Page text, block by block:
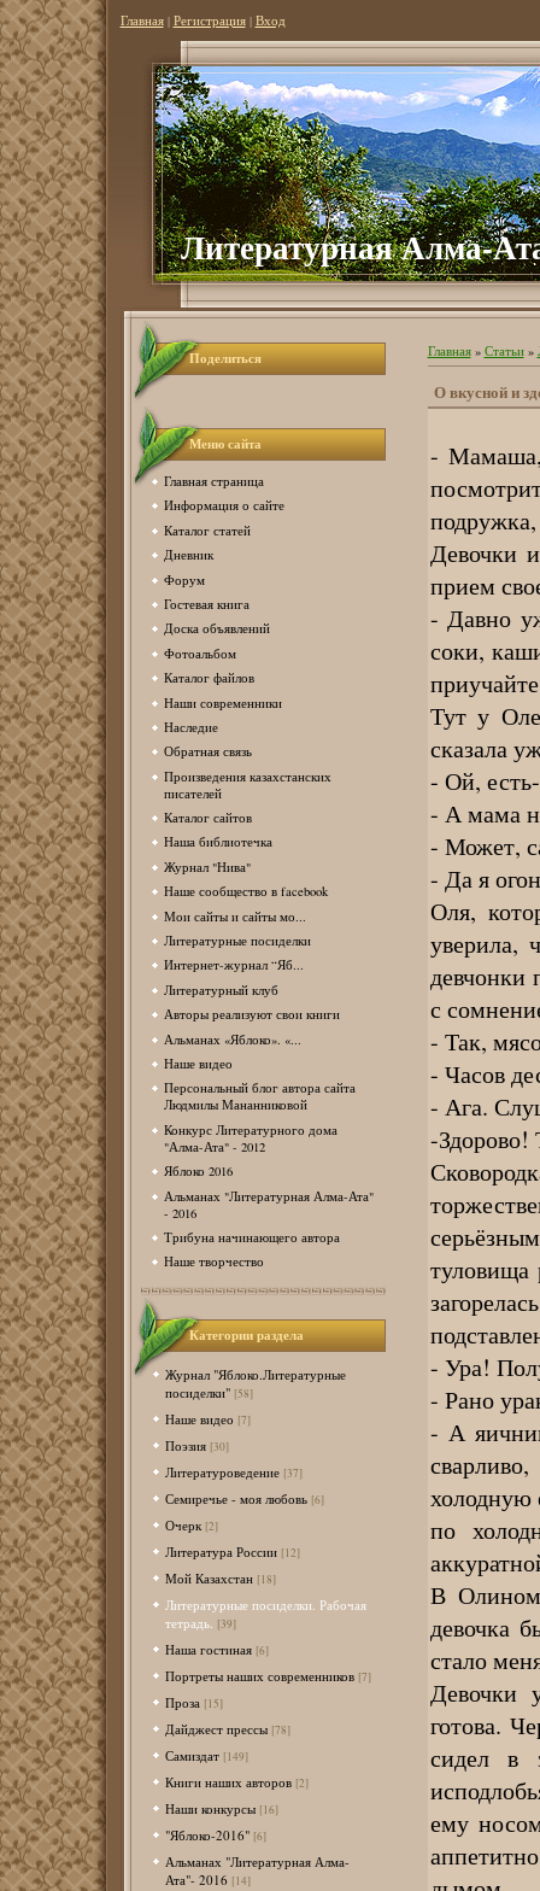
Главная| Регистрация| Вход
Литературная Алма-
Поделиться
Меню сайта
Главная страница
Информация о сайте
Каталог статей
Дневник
Форум
Гостевая книга
Доска объявлений
Фотоальбом
Каталог файлов
Наши современники
Наследие
Обратная связь
Произведения казахстанских
писателей
Каталог сайтов
Наша библиотечка
Журнал "Нива"
Наше сообщество в facebook
Мои сайты и сайты мо...
Литературные посиделки
Интернет-журнал “Яб...
Литературный клуб
Авторы реализуют свои книги
Альманах «Яблоко». «...
Наше видео
Персональный блог автора сайта
Людмилы Мананниковой
Конкурс Литературного дома
"Алма-Ата" - 2012
Яблоко 2016
Альманах "Литературная Алма-Ата"
- 2016
Трибуна начинающего автора
Наше творчество
Категории раздела
Журнал "Яблоко.Литературные
посиделки" [58]
Наше видео [7]
Поэзия [30]
Литературоведение [37]
Семиречье - моя любовь [6]
Очерк [2]
Литература России [12]
Мой Казахстан [18]
Литературные посиделки. Рабочая
тетрадь. [39]
Наша гостиная [6]
Портреты наших современников [7]
Проза [15]
Дайджест прессы [78]
Самиздат [149]
Книги наших авторов [2]
Наши конкурсы [16]
"Яблоко-2016" [6]
Альманах "Литературная Алма-
Ата"- 2016 [14]
Главная» Статьи»
О вкусной и
-
Девочки
прием
- Давно
соки,
Тут у
сказала
- Ой,
- А мама
- Может,
- Да я
Оля,
уверила,
девчонки
с
- Так,
- Часов
- Ага.
-Здорово!
туловища
- Ура!
- Рано
- А
холодную
по
В Олином
девочка
стало
Девочки
готова.
сидел в
ему